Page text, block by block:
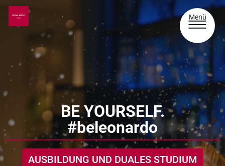
Menü
BE YOURSELF.
#beleonardo
AUSBILDUNG UND DUALES STUDIUM